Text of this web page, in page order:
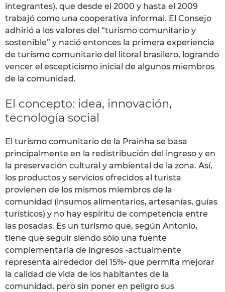
integrantes), que desde el 2000 y hasta el 2009
trabajó como una cooperativa informal. El Consejo
adhirió a los valores del “turismo comunitario y
sostenible” y nació entonces la primera experiencia
de turismo comunitario del litoral brasilero, logrando
vencer el escepticismo inicial de algunos miembros
de la comunidad.
El concepto: idea, innovación,
tecnología social
El turismo comunitario de la Prainha se basa
principalmente en la redistribución del ingreso y en
la preservación cultural y ambiental de la zona. Así,
los productos y servicios ofrecidos al turista
provienen de los mismos miembros de la
comunidad (insumos alimentarios, artesanías, guías
turísticos) y no hay espíritu de competencia entre
las posadas. Es un turismo que, según Antonio,
tiene que seguir siendo sólo una fuente
complementaria de ingresos -actualmente
representa alrededor del 15%- que permita mejorar
la calidad de vida de los habitantes de la
comunidad, pero sin poner en peligro sus